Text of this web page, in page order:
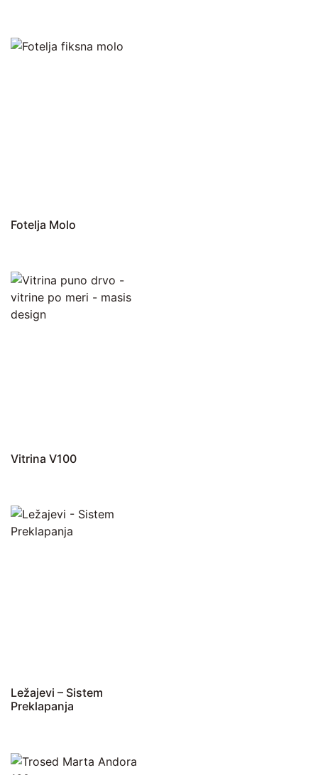
Fotelja Molo
Vitrina V100
Ležajevi – Sistem
Preklapanja